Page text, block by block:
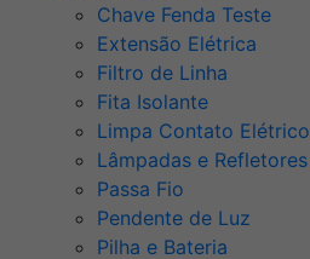
Chave Fenda Teste
Extensão Elétrica
Filtro de Linha
Fita Isolante
Limpa Contato Elétrico
Lâmpadas e Refletores
Passa Fio
Pendente de Luz
Pilha e Bateria